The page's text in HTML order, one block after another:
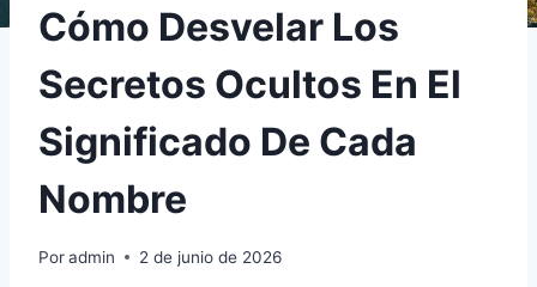
Cómo Desvelar Los
Secretos Ocultos En El
Significado De Cada
Nombre
Poradmin 2 de junio de 2026